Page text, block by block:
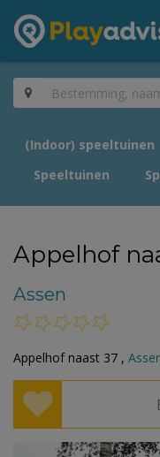
(Indoor) speeltuinen
Speeltuinen
Appelhof
Assen
Appelhof naast 37 ,